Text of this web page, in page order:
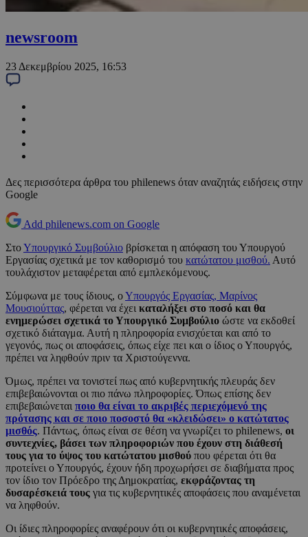
newsroom
23 Δεκεμβρίου 2025, 16:53
Δες περισσότερα άρθρα του philenews όταν αναζητάς ειδήσεις στην
Google
Add philenews.com on Google
ΣτοΥπουργικό Συμβούλιο βρίσκεται η απόφαση του Υπουργού
Εργασίας σχετικά με τον καθορισμό του κατώτατου μισθού. Αυτό
τουλάχιστον μεταφέρεται από εμπλεκόμενους.
Σύμφωνα με τους ίδιους, οΥπουργός Εργασίας, Μαρίνος
Μουσιούττας, φέρεται να έχει καταλήξει στο ποσό και θα
ενημερώσει σχετικά το Υπουργικό Συμβούλιο ώστε να εκδοθεί
σχετικό διάταγμα. Αυτή η πληροφορία ενισχύεται και από το
γεγονός, πως οι αποφάσεις, όπως είχε πει και ο ίδιος ο Υπουργός,
πρέπει να ληφθούν πριν τα Χριστούγεννα.
Όμως, πρέπει να τονιστεί πως από κυβερνητικής πλευράς δεν
επιβεβαιώνονται οι πιο πάνω πληροφορίες. Όπως επίσης δεν
επιβεβαιώνεται ποιο θα είναι το ακριβές περιεχόμενό της
πρότασης και σε ποιο ποσοστό θα «κλειδώσει» ο κατώτατος
μισθός. Πάντως, όπως είναι σε θέση να γνωρίζει το philenews, οι
συντεχνίες, βάσει των πληροφοριών που έχουν στη διάθεσή
τους για το ύψος του κατώτατου μισθού που φέρεται ότι θα
προτείνει ο Υπουργός, έχουν ήδη προχωρήσει σε διαβήματα προς
τον ίδιο τον Πρόεδρο της Δημοκρατίας, εκφράζοντας τη
δυσαρέσκειά τους για τις κυβερνητικές αποφάσεις που αναμένεται
να ληφθούν.
Οι ίδιες πληροφορίες αναφέρουν ότι οι κυβερνητικές αποφάσεις,